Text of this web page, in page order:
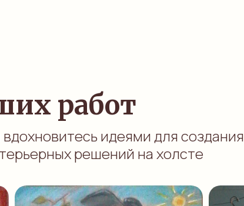
работ
идеями для создания
решений на холсте